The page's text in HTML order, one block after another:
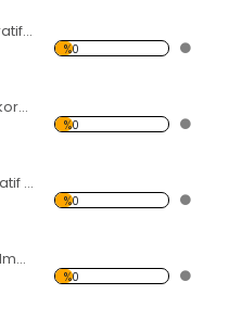
Kadın Desenli Dekoratif Kırılmaz Ayna
%0
Sonbahar Şekilli Dekoratif Kırılmaz Ayna
%0
Kapalı Dudak Dekoratif Kırılmaz Ayna
%0
Dagon Dekoratif Kırılmaz Ayna
%0